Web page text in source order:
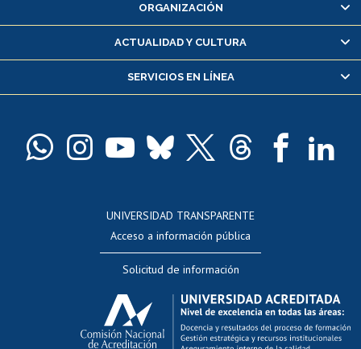
Consulta y certificado de notas
Servicio médico y dental
Pago de arancel y crédito alumnos
Docentes
Evaluación docente
Calificación académica
Postulación al AUCAI
ORGANIZACIÓN
ACTUALIDAD Y CULTURA
SERVICIOS EN LÍNEA
UNIVERSIDAD TRANSPARENTE
Acceso a información pública
Solicitud de información